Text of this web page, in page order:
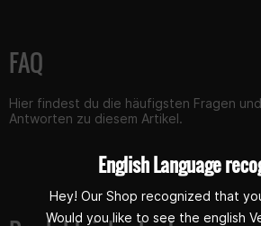
FAQ
Hier findest du die häufigsten Fragen
Antworten zu diesem Artikel.
English Language
Hey! Our Shop recognized that
Would you like to see the english